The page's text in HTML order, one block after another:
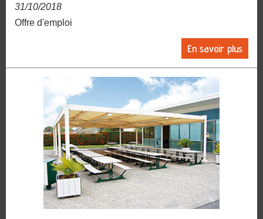
31/10/2018
Offre d'emploi
En savoir plus